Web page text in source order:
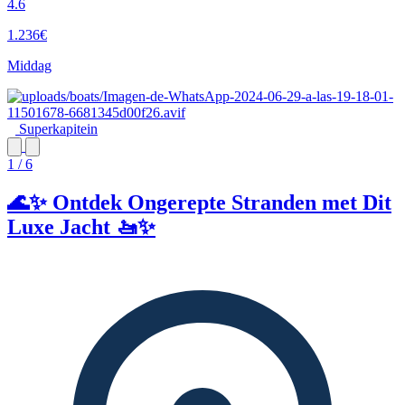
4.6
1.236€
Middag
Superkapitein
1 / 6
🌊✨ Ontdek Ongerepte Stranden met Dit
Luxe Jacht 🚤✨